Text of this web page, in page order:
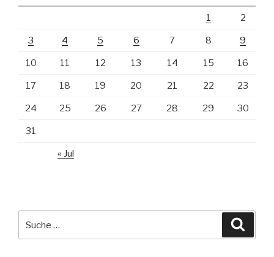
1 2
3 4 5 6 7 8 9
10 11 12 13 14 15 16
17 18 19 20 21 22 23
24 25 26 27 28 29 30
31
« Jul